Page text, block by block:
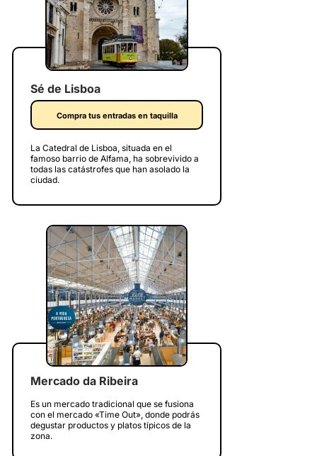
Sé de Lisboa
Compra tus entradas en taquilla
La Catedral de Lisboa, situada en el
famoso barrio de Alfama, ha sobrevivido a
todas las catástrofes que han asolado la
ciudad.
Mercado da Ribeira
Es un mercado tradicional que se fusiona
con el mercado «Time Out», donde podrás
degustar productos y platos típicos de la
zona.